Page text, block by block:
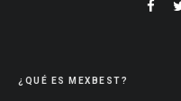
¿QUÉ ES MEXBEST?